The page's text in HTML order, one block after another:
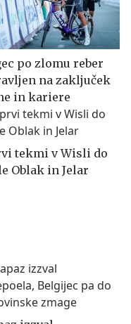
po zlomu reber
na zaključek
in kariere
tekmi v Wisli do
Oblak in Jelar